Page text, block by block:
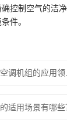
控制空气的洁
件。
组合式净化
适用场景有哪些